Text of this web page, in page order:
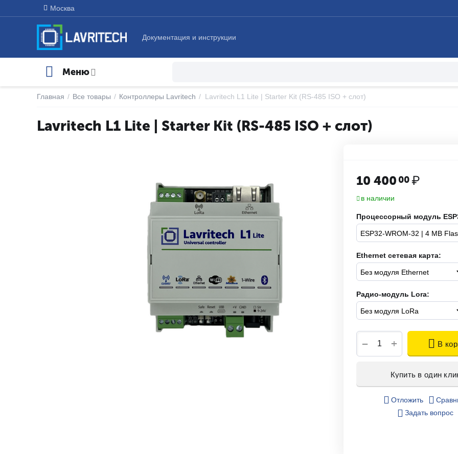
Москва
Документация и инструкции
Меню
Главная / Все товары / Контроллеры Lavritech / Lavritech L1 Lite | Starter Kit (RS-485 ISO + слот)
Lavritech L1 Lite | Starter Kit (RS-485 ISO + слот)
10 40000₽
в наличии
Процессорный модуль
Ethernet сетевая карта:
Радио-модуль Lora:
+
− В
Купить в один
Отложить
Задать вопрос